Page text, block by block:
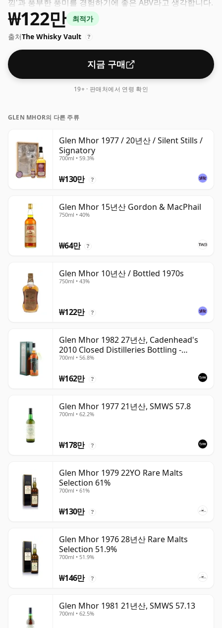
낌'과 풍부한 풍미를 경험하기에 좋은 ABV라고 생각합니다.
₩122만
최적가
출처The Whisky Vault ?
지금 구매
19+ · 판매처에서 연령 확인
GLEN MHOR의 다른 주류
Glen Mhor 1977 / 20년산 / Silent Stills /
Signatory
700ml • 59.3%
₩130만 ?
Glen Mhor 15년산 Gordon & MacPhail
750ml • 40%
₩64만 ?
Glen Mhor 10년산 / Bottled 1970s
750ml • 43%
₩122만 ?
Glen Mhor 1982 27년산, Cadenhead's
2010 Closed Distilleries Bottling -
Sherry Cask
700ml • 56.8%
₩162만 ?
Glen Mhor 1977 21년산, SMWS 57.8
700ml • 62.2%
₩178만 ?
Glen Mhor 1979 22YO Rare Malts
Selection 61%
700ml • 61%
₩130만 ?
Glen Mhor 1976 28년산 Rare Malts
Selection 51.9%
700ml • 51.9%
₩146만 ?
Glen Mhor 1981 21년산, SMWS 57.13
700ml • 62.5%